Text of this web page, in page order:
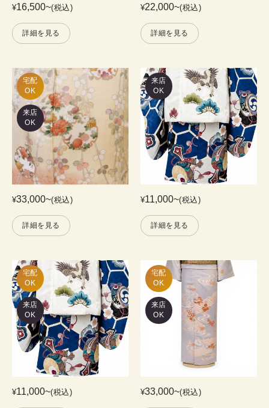
¥16,500~(税込)
詳細を見る
¥22,000~(税込)
詳細を見る
宅配
OK
来店
OK
¥33,000~(税込)
詳細を見る
来店
OK
¥11,000~(税込)
詳細を見る
宅配
OK
来店
OK
¥11,000~(税込)
宅配
OK
来店
OK
¥33,000~(税込)